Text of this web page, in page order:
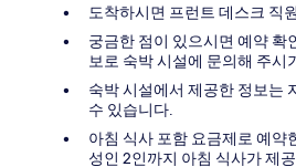
도착하시면 프런트 데스크 직
궁금한 점이 있으시면 예약 확
보로 숙박 시설에 문의해 주시
숙박 시설에서 제공한 정보는
수 있습니다.
아침 식사 포함 요금제로 예약
성인 2인까지 아침 식사가 제